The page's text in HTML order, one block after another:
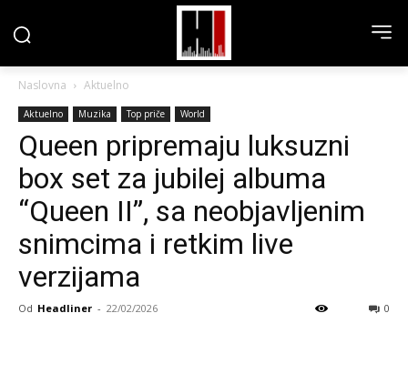
Naslovna Aktuelno
Aktuelno Muzika Top priče World
Queen pripremaju luksuzni
box set za jubilej albuma
“Queen II”, sa neobjavljenim
snimcima i retkim live
verzijama
Od Headliner - 22/02/2026 0